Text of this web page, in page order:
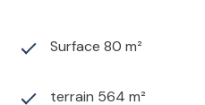
Surface 80 m²
terrain 564 m²